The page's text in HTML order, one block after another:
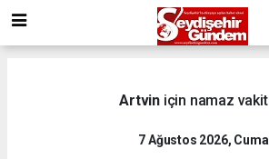
Artviniçin namaz
7 Ağustos 2026, Cuma